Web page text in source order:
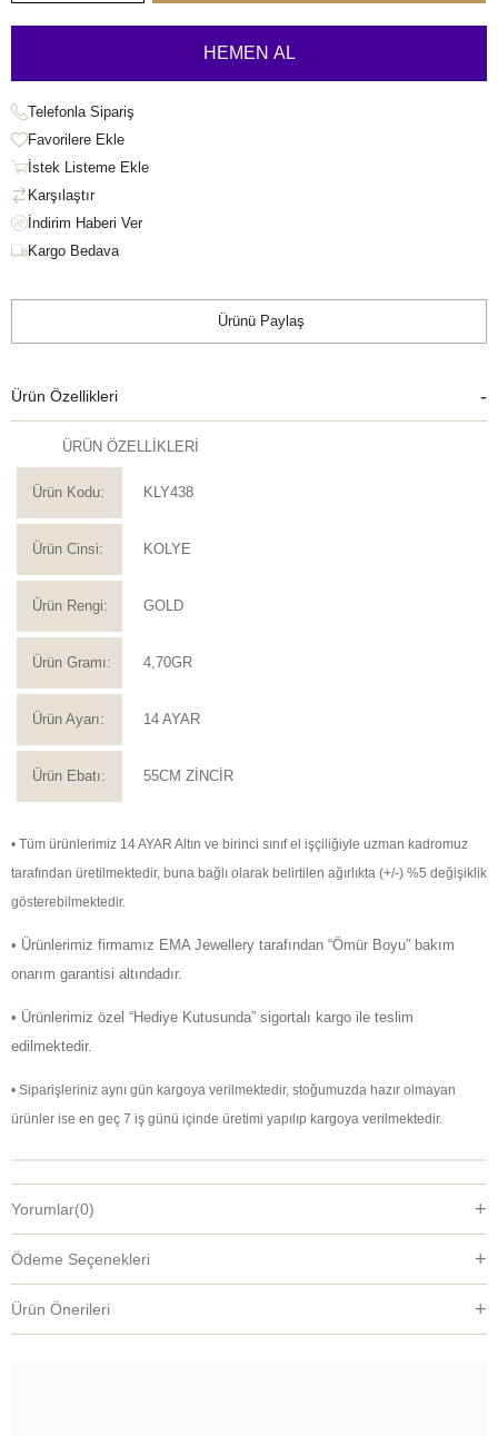
Telefonla Sipariş
Favorilere Ekle
İstek Listeme Ekle
Karşılaştır
Kargo Bedava
Ürünü Paylaş
Ürün Özellikleri
ÜRÜN ÖZELLİKLERİ
Ürün Kodu: KLY438
Ürün Cinsi: KOLYE
Ürün Rengi: GOLD
Ürün Gramı: 4,70GR
Ürün Ayarı: 14 AYAR
Ürün Ebatı: 55CM ZİNCİR
• Tüm ürünlerimiz 14 AYAR Altın ve birinci sınıf el işçiliğiyle uzman kadromuz
tarafından üretilmektedir, buna bağlı olarak belirtilen ağırlıkta (+/-) %5 değişiklik
gösterebilmektedir.
• Ürünlerimiz firmamız EMA Jewellery tarafından “Ömür Boyu” bakım
onarım garantisi altındadır.
• Ürünlerimiz özel “Hediye Kutusunda” sigortalı kargo ile teslim
edilmektedir.
• Siparişleriniz aynı gün kargoya verilmektedir, stoğumuzda hazır olmayan
ürünler ise en geç 7 iş günü içinde üretimi yapılıp kargoya verilmektedir.
Yorumlar(0)
Ödeme Seçenekleri
Ürün Önerileri